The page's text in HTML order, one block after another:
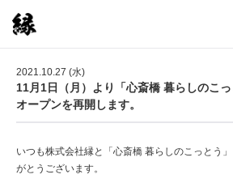
2021.10.27 (水)
11月1日（月）より「心斎橋 暮らしのこ
オープンを再開します。
いつも株式会社縁と「心斎橋 暮らしのこっとう
がとうございます。